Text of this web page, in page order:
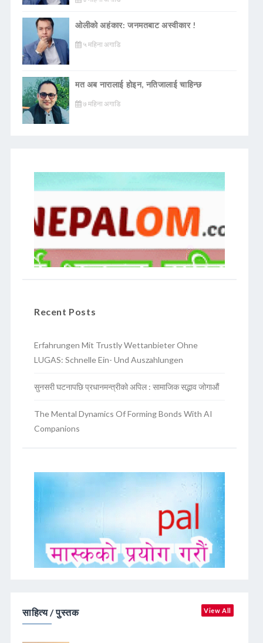
ओलीको अहंकार: जनमतबाट अस्वीकार !
५ महिना अगाडि
मत अब नारालाई होइन, नतिजालाई चाहिन्छ
७ महिना अगाडि
Recent Posts
Erfahrungen Mit Trustly Wettanbieter Ohne
LUGAS: Schnelle Ein- Und Auszahlungen
सुनसरी घटनापछि प्रधानमन्त्रीको अपिल : सामाजिक सद्भाव जोगाऔं
The Mental Dynamics Of Forming Bonds With AI
Companions
साहित्य / पुस्तक View All